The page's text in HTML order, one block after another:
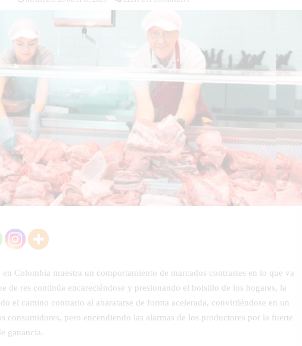
Colombia muestra un comportamiento de marcados contrastes en lo que va
de res continúa encareciéndose y presionando el bolsillo de los hogares, la
el camino contrario al abaratarse de forma acelerada, convirtiéndose en un
consumidores, pero encendiendo las alarmas de los productores por la fuerte
ganancia.